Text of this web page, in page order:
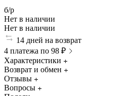
б/р
Нет в наличии
Нет в наличии
14 дней на возврат
4 платежа по 98 ₽
Характеристики
Возврат и обмен
Отзывы
Вопросы